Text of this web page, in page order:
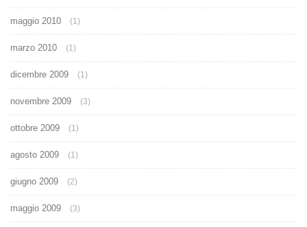
maggio 2010 (1)
marzo 2010 (1)
dicembre 2009 (1)
novembre 2009 (3)
ottobre 2009 (1)
agosto 2009 (1)
giugno 2009 (2)
maggio 2009 (3)